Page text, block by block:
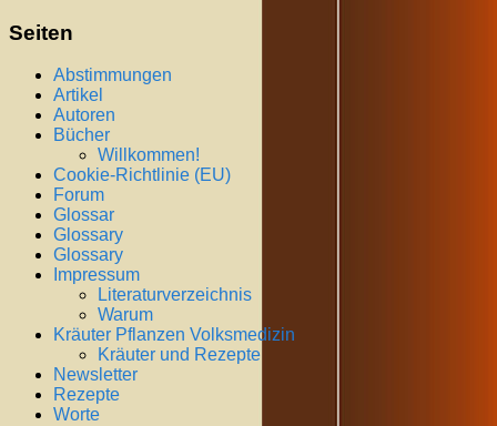
Seiten
Abstimmungen
Artikel
Autoren
Bücher
Willkommen!
Cookie-Richtlinie (EU)
Forum
Glossar
Glossary
Glossary
Impressum
Literaturverzeichnis
Warum
Kräuter Pflanzen Volksmedizin
Kräuter und Rezepte
Newsletter
Rezepte
Worte